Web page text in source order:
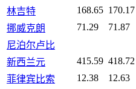
林吉特
168.65 170.17
挪威克朗
71.29 71.87
尼泊尔卢比
新西兰元
415.59 418.72
菲律宾比索
12.38 12.63